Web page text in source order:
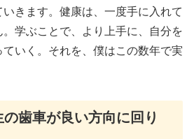
きます。健康は、一度手に入れて
学ぶことで、より上手に、自分を
いく。それを、僕はこの数年で実
歯車が良い方向に回り